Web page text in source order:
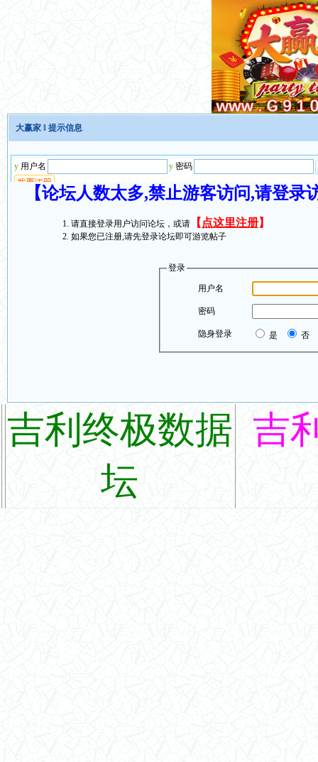
大赢家 ‖ 提示信息
【论坛人数太多,禁止游客访问,请登
请直接登录用户访问论坛，或请 【 点这里注册】
如果您已注册,请先登录论坛即可游览帖子
登录
用户名
密码
隐身登录 是 否
吉利终极数据
坛
吉